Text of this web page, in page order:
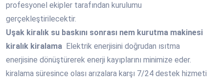
profesyonel ekipler tarafından kurulumu
gerçekleştirilecektir.
Uşak kiralık su baskını sonrası nem kurutma makinesi
kiralık kiralama Elektrik enerjisini doğrudan ısıtma
enerjisine dönüştürerek enerji kayıplarını minimize eder.
kiralama süresince olası arızalara karşı 7/24 destek hizmeti